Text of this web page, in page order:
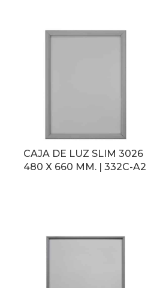
CAJA DE LUZ SLIM 3026
480 X 660 MM. | 332C-A2